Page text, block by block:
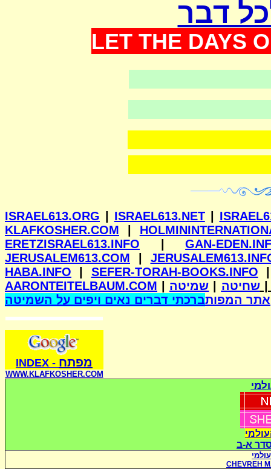
דבר
LET THE DAYS
ISRAEL613.ORG ISRAEL613.NET|
KLAFKOSHER.COM
ERETZISRAEL613.INFO |GAN-
JERUSALEM613.COM
HABA.INFO
SEFER-TORAH-BOOKS.INFO
AARONTEITELBAUM.COM
שמיטה שחיטה
ברכתי דברים נאים ויפים על השמיטהאתר המפות
מפתח -
INDEX
WWW.KLAFKOSHER.COM
סדר א-ב
CHEVREH